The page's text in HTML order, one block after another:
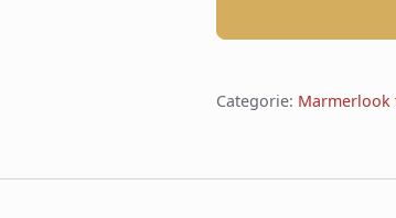
Categorie: Marmerlook